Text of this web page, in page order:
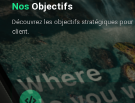
Nos Objectifs
Découvrez les objectifs stratégiques pour
client.
Satisfaction Client